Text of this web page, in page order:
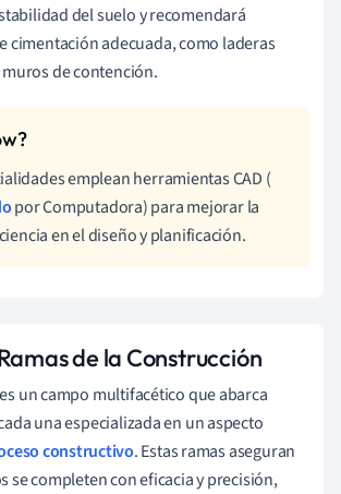
del suelo y recomendará
cimentación adecuada, como laderas
de contención.
emplean herramientas CAD (
por Computadora) para mejorar la
en el diseño y planificación.
de la Construcción
un campo multifacético que abarca
una especializada en un aspecto
constructivo. Estas ramas aseguran
se completen con eficacia y precisión,